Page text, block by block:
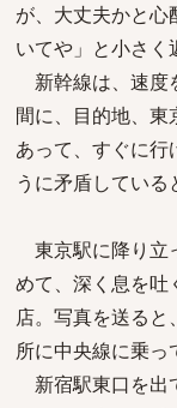
が、大丈夫かと心
いてや」と小さく
新幹線は、速度
間に、目的地、
あって、すぐに行
うに矛盾している
東京駅に降り立
めて、深く息を吐
店。写真を送る
所に中央線に乗っ
新宿駅東口を出